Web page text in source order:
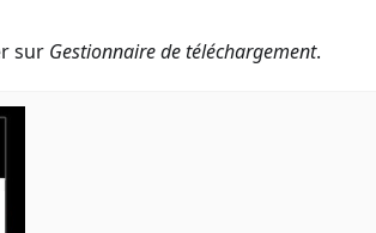
sur Gestionnaire de téléchargement.